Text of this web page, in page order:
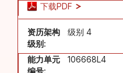
下载PDF
资历架构
级别:
级别 4
能力单元
编号:
106668L4